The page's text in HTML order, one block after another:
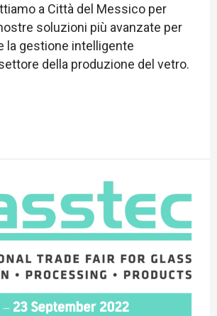
a Città del Messico per
soluzioni più avanzate per
la gestione intelligente
della produzione del vetro.